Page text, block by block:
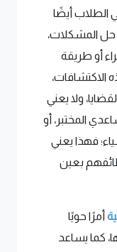
الطلاب أيضًا
حل المشكلات،
أو طريقة
الاكتشافات،
ولا يعني
المختبر، أو
فهذا يعني
بعين
أمرًا حويًا
كما يساعد